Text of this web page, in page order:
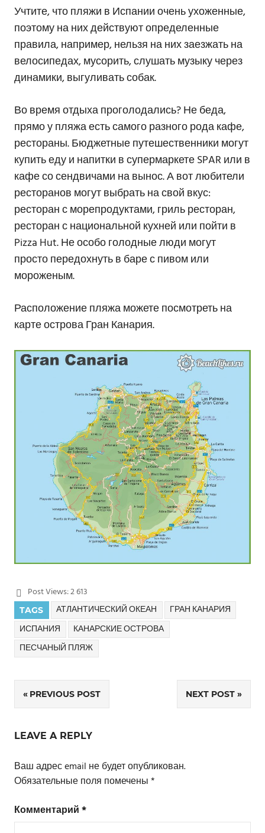
Учтите, что пляжи в Испании очень ухоженные,
поэтому на них действуют определенные
правила, например, нельзя на них заезжать на
велосипедах, мусорить, слушать музыку через
динамики, выгуливать собак.
Во время отдыха проголодались? Не беда,
прямо у пляжа есть самого разного рода кафе,
рестораны. Бюджетные путешественники могут
купить еду и напитки в супермаркете SPAR или в
кафе со сендвичами на вынос. А вот любители
ресторанов могут выбрать на свой вкус:
ресторан с морепродуктами, гриль ресторан,
ресторан с национальной кухней или пойти в
Pizza Hut. Не особо голодные люди могут
просто передохнуть в баре с пивом или
мороженым.
Расположение пляжа можете посмотреть на
карте острова Гран Канария.
Post Views:2 613
TAGS АТЛАНТИЧЕСКИЙ ОКЕАН
ГРАН КАНАРИЯ
ИСПАНИЯ
КАНАРСКИЕ ОСТРОВА
ПЕСЧАНЫЙ ПЛЯЖ
Навигация
по
записям
PREVIOUS POST NEXT POST
LEAVE A REPLY
Ваш адрес email не будет опубликован.
Обязательные поля помечены*
Комментарий*